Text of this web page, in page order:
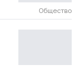
Общество